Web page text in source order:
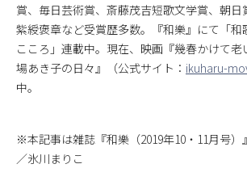
賞、毎日芸術賞、斎藤茂吉短歌文学賞、朝日
紫綬褒章など受賞歴多数。『和樂』にて「和
こころ」連載中。現在、映画『幾春かけて
場あき子の日々』（公式サイト： ikuharu-
中。
※本記事は雑誌『和樂（2019年10・11月号
／氷川まりこ